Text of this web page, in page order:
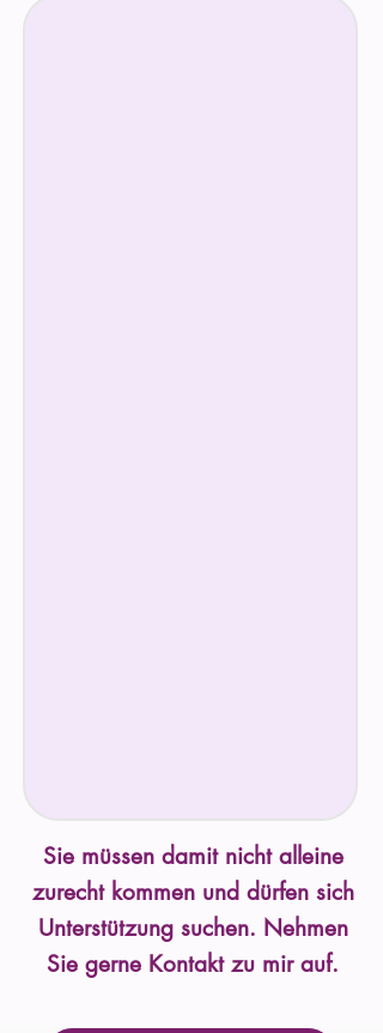
Sie müssen damit nicht alleine
zurecht kommen und dürfen sich
Unterstützung suchen. Nehmen
Sie gerne Kontakt zu mir auf.